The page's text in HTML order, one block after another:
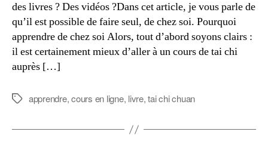
des livres ? Des vidéos ?Dans cet article, je vous parle de
qu’il est possible de faire seul, de chez soi. Pourquoi
apprendre de chez soi Alors, tout d’abord soyons clairs :
il est certainement mieux d’aller à un cours de tai chi
auprès […]
Étiquettes
apprendre,cours en ligne, livre,tai chi chuan